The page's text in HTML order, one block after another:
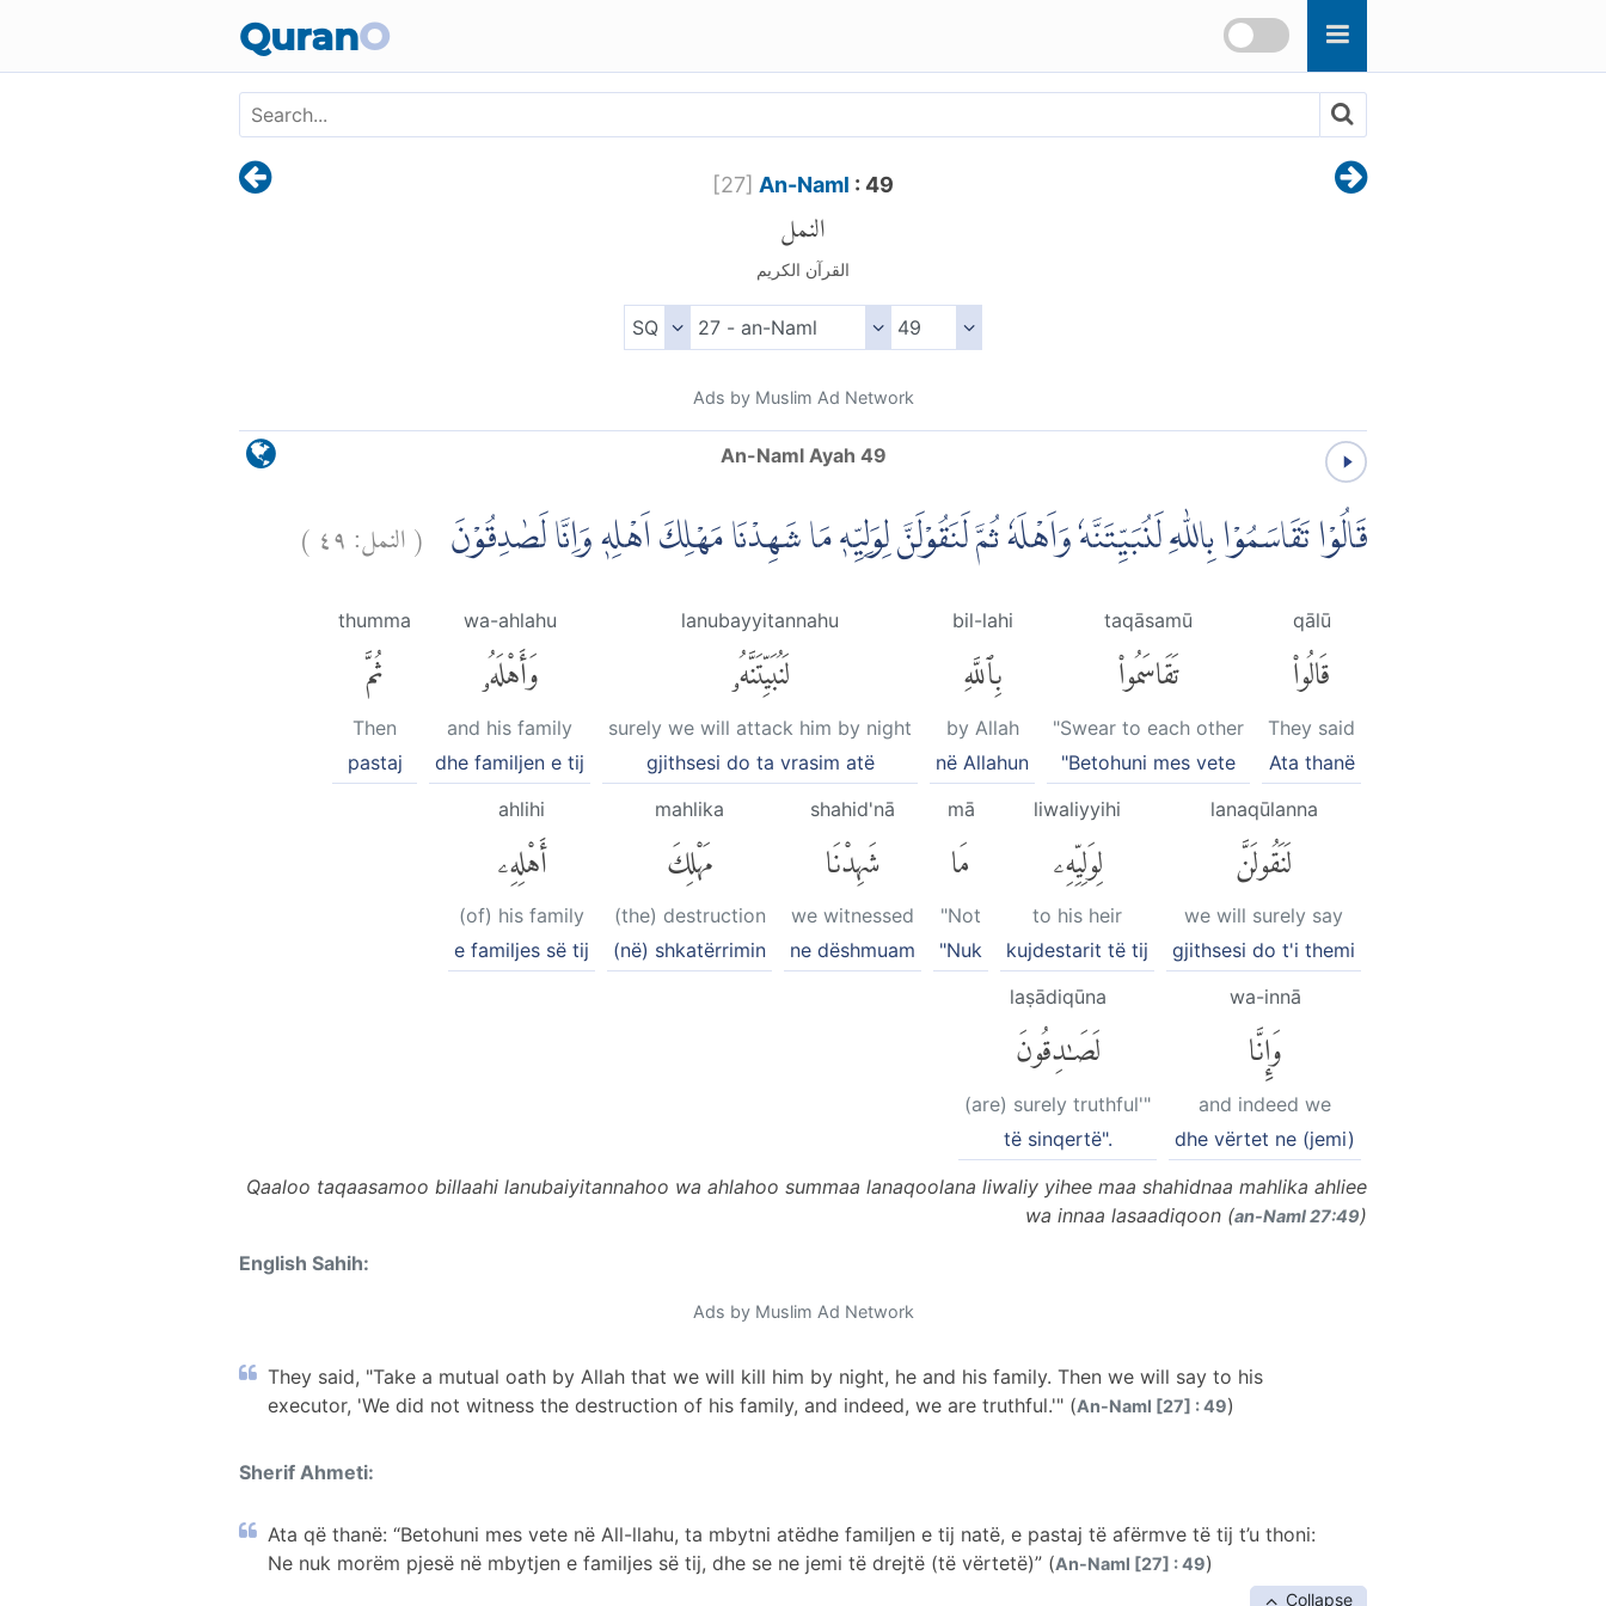
QuranO
[27] An-Naml : 49
النمل
القرآن الكريم
Ads by Muslim Ad Network
An-Naml Ayah 49
قَالُوْا تَقَاسَمُوْا بِاللّٰهِ لَنُبَيِّتَنَّهٗ وَاَهْلَهٗ ثُمَّ لَنَقُوْلَنَّ لِوَلِيِّهٖ مَا شَهِدْنَا مَهْلِكَ اَهْلِهٖ وَاِنَّا لَصٰدِقُوْنَ (النمل:٤٩)
qālū
قَالُوا۟
They said
Ata thanë
taqāsamū
تَقَاسَمُوا۟
"Swear to each other
"Betohuni mes vete
bil-lahi
بِٱللَّهِ
by Allah
në Allahun
lanubayyitannahu
لَنُبَيِّتَنَّهُۥ
surely we will attack him by night
gjithsesi do ta vrasim atë
wa-ahlahu
وَأَهْلَهُۥ
and his family
dhe familjen e tij
thumma
ثُمَّ
Then
pastaj
lanaqūlanna
لَنَقُولَنَّ
we will surely say
gjithsesi do t'i themi
liwaliyyihi
لِوَلِيِّهِۦ
to his heir
kujdestarit të tij
mā
مَا
"Not
"Nuk
shahid'nā
شَهِدْنَا
we witnessed
ne dëshmuam
mahlika
مَهْلِكَ
(the) destruction
(në) shkatërrimin
ahlihi
أَهْلِهِۦ
(of) his family
e familjes së tij
wa-innā
وَإِنَّا
and indeed we
dhe vërtet ne (jemi)
laṣādiqūna
لَصَٰدِقُونَ
(are) surely truthful'"
të sinqertë".
Qaaloo taqaasamoo billaahi lanubaiyitannahoo wa ahlahoo summaa lanaqoolana liwaliy yihee maa shahidnaa mahlika ahliee
wa innaa lasaadiqoon (an-Naml 27:49)
English Sahih:
Ads by Muslim Ad Network
They said, "Take a mutual oath by Allah that we will kill him by night, he and his family. Then we will say to his
executor, 'We did not witness the destruction of his family, and indeed, we are truthful.'" (An-Naml [27] : 49)
Sherif Ahmeti:
Ata që thanë: “Betohuni mes vete në All-llahu, ta mbytni atëdhe familjen e tij natë, e pastaj të afërmve të tij t’u thoni:
Ne nuk morëm pjesë në mbytjen e familjes së tij, dhe se ne jemi të drejtë (të vërtetë)” (An-Naml [27] : 49)
Collapse